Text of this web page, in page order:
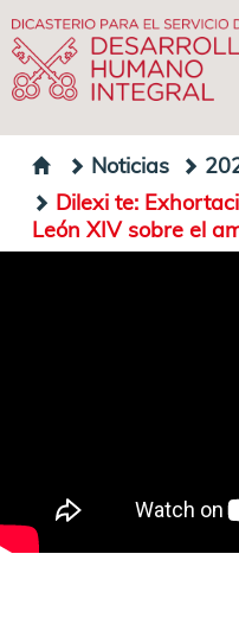
Noticias
Dilexi te:
León XIV sobre el